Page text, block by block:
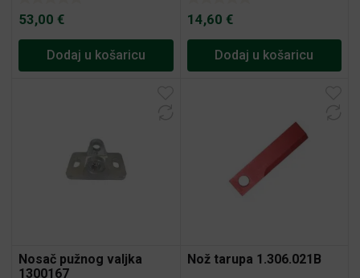
53,00 €
Dodaj u košaricu
14,60 €
Dodaj u košaricu
Nosač pužnog valjka
1300167
Nož tarupa 1.306.021B